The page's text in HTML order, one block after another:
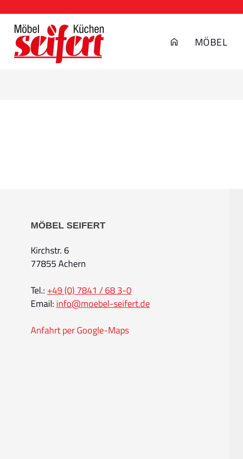
MÖBEL
MÖBEL SEIFERT
Kirchstr. 6
77855 Achern
Tel.: +49 (0) 7841 / 68 3-0
Email: info@moebel-seifert.de
Anfahrt per Google-Maps